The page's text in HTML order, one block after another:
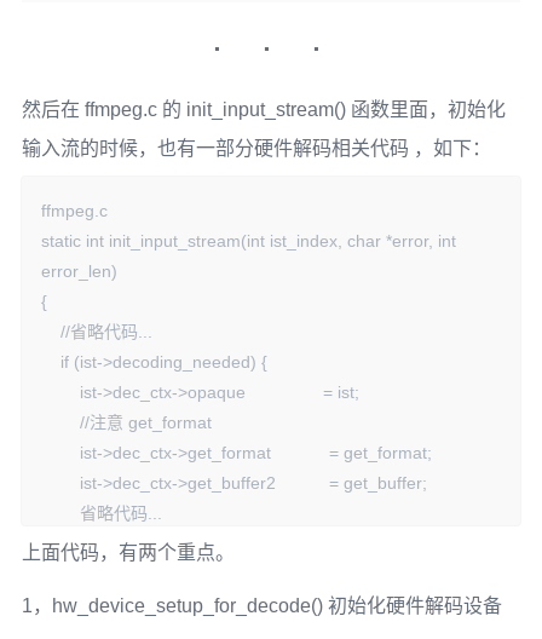
                        av_log(NULL, AV_LOG_FATAL,
"Unrecognized hwaccel: %s.\n",
                        av_log(NULL, AV_LOG_FATAL, "Supported
hwaccels: ");
                        type = AV_HWDEVICE_TYPE_NONE;
                        while ((type =
av_hwdevice_iterate_types(type)) !=
                               AV_HWDEVICE_TYPE_NONE)
                            av_log(NULL, AV_LOG_FATAL, "%s ",
                                   av_hwdevice_get_type_name(type));
                        av_log(NULL, AV_LOG_FATAL, "\n");
                        exit_program(1);
                    }
            }
然后在 ffmpeg.c 的 init_input_stream() 函数里面，初始化
输入流的时候，也有一部分硬件解码相关代码 ，如下：
ffmpeg.c
static int init_input_stream(int ist_index, char *error, int
error_len)
{
    }
    ret = hw_device_setup_for_decode(ist);
上面代码，有两个重点。
1，hw_device_setup_for_decode() 初始化硬件解码设备